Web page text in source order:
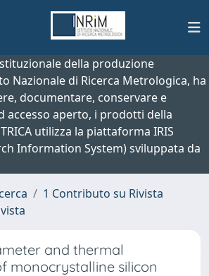
istituzionale della produzione
Nazionale di Ricerca Metrologica, ha
documentare, conservare e
accesso aperto, i prodotti della
utilizza la piattaforma IRIS
Information System) sviluppata da
1 Contributo su Rivista
and thermal
monocrystalline silicon